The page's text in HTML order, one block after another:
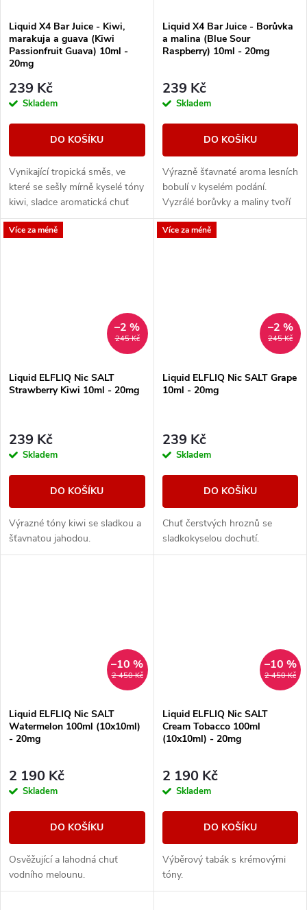
Liquid X4 Bar Juice - Kiwi,
marakuja a guava (Kiwi
Passionfruit Guava) 10ml -
20mg
239 Kč
Skladem
DO KOŠÍKU
Vynikající tropická směs, ve
které se sešly mírně kyselé tóny
kiwi, sladce aromatická chuť
marakuji a jemně nasládlé
aroma exotické guavy. Společně
Liquid X4 Bar Juice - Borůvka
a malina (Blue Sour
Raspberry) 10ml - 20mg
239 Kč
Skladem
DO KOŠÍKU
Výrazně šťavnaté aroma lesních
bobulí v kyselém podání.
Vyzrálé borůvky a maliny tvoří
dokonalý mix sladkých a
příjemně kyselých tónů s
Více za méně
245 Kč
–2 %
Liquid ELFLIQ Nic SALT
Strawberry Kiwi 10ml - 20mg
239 Kč
Skladem
DO KOŠÍKU
Výrazné tóny kiwi se sladkou a
šťavnatou jahodou.
Více za méně
245 Kč
–2 %
Liquid ELFLIQ Nic SALT Grape
10ml - 20mg
239 Kč
Skladem
DO KOŠÍKU
Chuť čerstvých hroznů se
sladkokyselou dochutí.
2 450 Kč
–10 %
Liquid ELFLIQ Nic SALT
Watermelon 100ml (10x10ml)
- 20mg
2 190 Kč
Skladem
DO KOŠÍKU
Osvěžující a lahodná chuť
vodního melounu.
2 450 Kč
–10 %
Liquid ELFLIQ Nic SALT
Cream Tobacco 100ml
(10x10ml) - 20mg
2 190 Kč
Skladem
DO KOŠÍKU
Výběrový tabák s krémovými
tóny.